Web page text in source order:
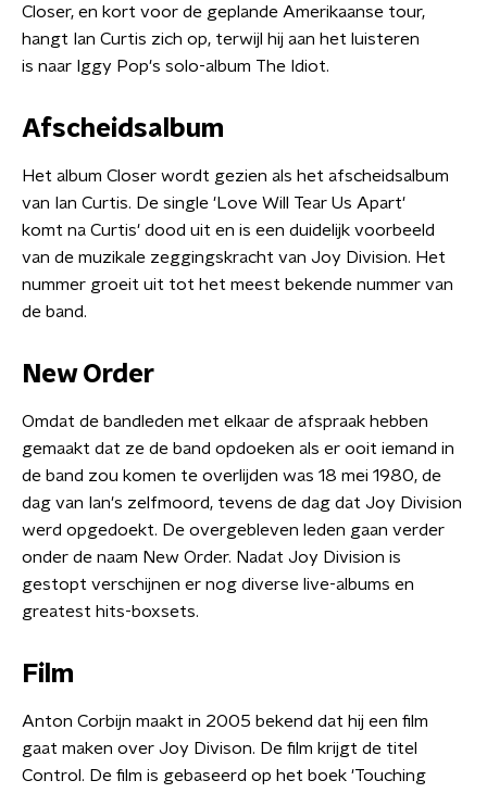
Closer, en kort voor de geplande Amerikaanse tour,
hangt Ian Curtis zich op, terwijl hij aan het luisteren
is naar Iggy Pop's solo-album The Idiot.
Afscheidsalbum
Het album Closer wordt gezien als het afscheidsalbum
van Ian Curtis. De single 'Love Will Tear Us Apart'
komt na Curtis' dood uit en is een duidelijk voorbeeld
van de muzikale zeggingskracht van Joy Division. Het
nummer groeit uit tot het meest bekende nummer van
de band.
New Order
Omdat de bandleden met elkaar de afspraak hebben
gemaakt dat ze de band opdoeken als er ooit iemand in
de band zou komen te overlijden was 18 mei 1980, de
dag van Ian's zelfmoord, tevens de dag dat Joy Division
werd opgedoekt. De overgebleven leden gaan verder
onder de naam New Order. Nadat Joy Division is
gestopt verschijnen er nog diverse live-albums en
greatest hits-boxsets.
Film
Anton Corbijn maakt in 2005 bekend dat hij een film
gaat maken over Joy Divison. De film krijgt de titel
Control. De film is gebaseerd op het boek 'Touching